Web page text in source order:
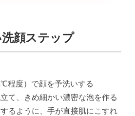
顔ステップ
程度）で顔を予洗いする
て、きめ細かい濃密な泡を作る
るように、手が直接肌にこすれ